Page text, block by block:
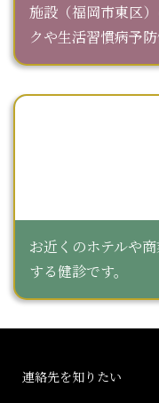
施設（福岡市東区
クや生活習慣病予
お近くのホテルや
する健診です。
連絡先を知りたい